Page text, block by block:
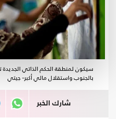
سيكون لمنطقة الحكم الذاتي
بالجنوب واستقلال مالي أكبر- جيتي
شارك الخبر